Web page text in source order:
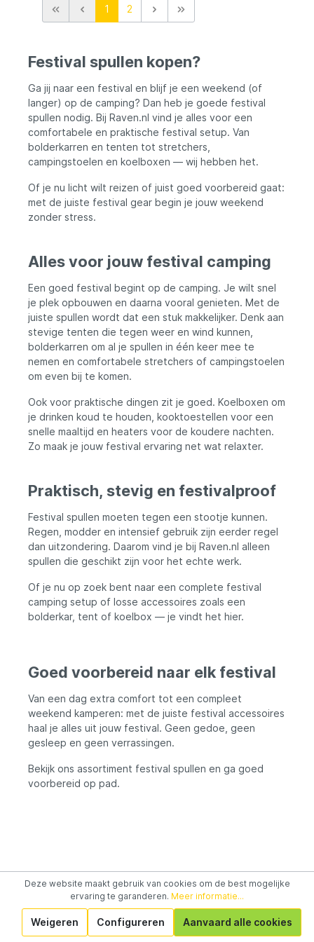
jouw outdoor avonturen? Met de
Eurocatch campingstoel geniet je van een
ontwerp, neem je beide items moeiteloos
mee in de handige draagtas. Geen gedoe
met opzetten, het veldbed staat binnen 10
seconden klaar om jou een goede
nachtrust te bezorgen. Stevig en
duurzaam materiaal zorgt voor langdurig
gebruik, ideaal voor festivals, kamperen en
meer. Met een maximaal draagvermogen
van 113 kg voor de stoel en 115 kg voor
en gemak. Wacht niet langer en haal deze
campingset in huis voor jouw volgende
buitenavontuur. Het is de ideale
Compact en Draagbaar: Makkelijk op te
draagtas. Perfect voor onderweg!
Comfortabele Zithouding: Ideaal voor
langdurig zitcomfort tijdens vistrips of op
het strand. Geniet van ontspannen
momenten! Snel Op te Zetten Veldbed:
Sta binnen 10 seconden klaar voor de
ultieme slaapervaring op festivals en
kampeertrips. Specificaties 1. Je kunt de
meenemen in de handige draagtas. 2.
Geniet van een comfortabele zithouding
dankzij de zitbreedte van 49 cm en
zithoogte van 45 cm. 3. Altijd je drankje bij
de hand met de geïntegreerde
gecoat Oxford Nylon maken de stoel
stevig en duurzaam. 5. Geschikt voor
gebruikers tot 113 kg, ideaal voor een
breed publiek. 6. Het Eurocatch
Opvouwbaar Veldbed staat binnen 10
seconden klaar voor een comfortabele
nachtrust. 7. Robuust en duurzaam dankzij
materiaal. 8. Multifunctioneel voor
verschillende gelegenheden, ideaal voor
festivals en kamperen.
1 2
Festival spullen kopen?
Ga jij naar een festival en blijf je een weekend (of
langer) op de camping? Dan heb je goede festival
spullen nodig. Bij Raven.nl vind je alles voor een
comfortabele en praktische festival setup. Van
bolderkarren en tenten tot stretchers,
campingstoelen en koelboxen — wij hebben het.
Of je nu licht wilt reizen of juist goed voorbereid gaat:
met de juiste festival gear begin je jouw weekend
zonder stress.
Alles voor jouw festival camping
Een goed festival begint op de camping. Je wilt snel
je plek opbouwen en daarna vooral genieten. Met de
juiste spullen wordt dat een stuk makkelijker. Denk aan
stevige tenten die tegen weer en wind kunnen,
bolderkarren om al je spullen in één keer mee te
nemen en comfortabele stretchers of campingstoelen
om even bij te komen.
Ook voor praktische dingen zit je goed. Koelboxen om
je drinken koud te houden, kooktoestellen voor een
snelle maaltijd en heaters voor de koudere nachten.
Zo maak je jouw festival ervaring net wat relaxter.
Praktisch, stevig en festivalproof
Festival spullen moeten tegen een stootje kunnen.
Regen, modder en intensief gebruik zijn eerder regel
dan uitzondering. Daarom vind je bij Raven.nl alleen
spullen die geschikt zijn voor het echte werk.
Of je nu op zoek bent naar een complete festival
camping setup of losse accessoires zoals een
bolderkar, tent of koelbox — je vindt het hier.
Goed voorbereid naar elk festival
Van een dag extra comfort tot een compleet
weekend kamperen: met de juiste festival accessoires
haal je alles uit jouw festival. Geen gedoe, geen
gesleep en geen verrassingen.
Bekijk ons assortiment festival spullen en ga goed
voorbereid op pad.
Service hotline
Informatie
Deze website maakt gebruik van cookies om de best mogelijke
ervaring te garanderen. Meer informatie...
Weigeren Configureren Aanvaard alle cookies